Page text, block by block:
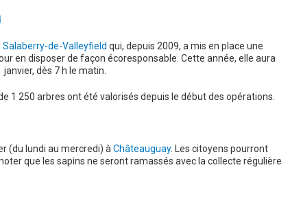
Salaberry-de-Valleyfield qui, depuis 2009, a mis en place une
en disposer de façon écoresponsable. Cette année, elle aura
dès 7 h le matin.
1 250 arbres ont été valorisés depuis le début des opérations.
(du lundi au mercredi) à Châteauguay. Les citoyens pourront
que les sapins ne seront ramassés avec la collecte régulière